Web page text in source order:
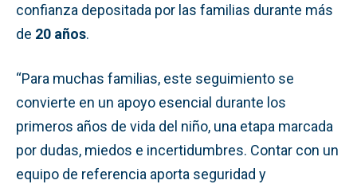
confianza depositada por las familias durante más
de 20 años.
“Para muchas familias, este seguimiento se
convierte en un apoyo esencial durante los
primeros años de vida del niño, una etapa marcada
por dudas, miedos e incertidumbres. Contar con un
equipo de referencia aporta seguridad y